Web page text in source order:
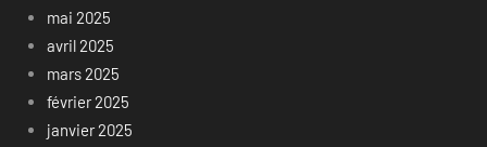
mai 2025
avril 2025
mars 2025
février 2025
janvier 2025